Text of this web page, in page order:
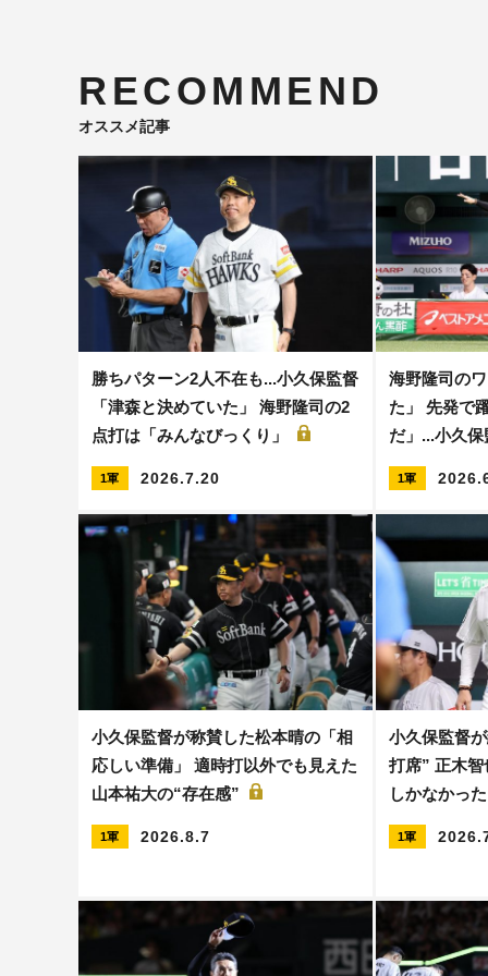
RECOMMEND
オススメ記事
勝ちパターン2人不在も...小久保監督
「津森と決めていた」 海野隆司の2
点打は「みんなびっくり」
1軍 2026.7.20
海野隆司の
た」 先発で
だ」...小久
1軍
小久保監督が称賛した松本晴の「相
応しい準備」 適時打以外でも見えた
山本祐大の“存在感”
1軍 2026.8.7
小久保監督
打席” 正木
しかなかっ
1軍